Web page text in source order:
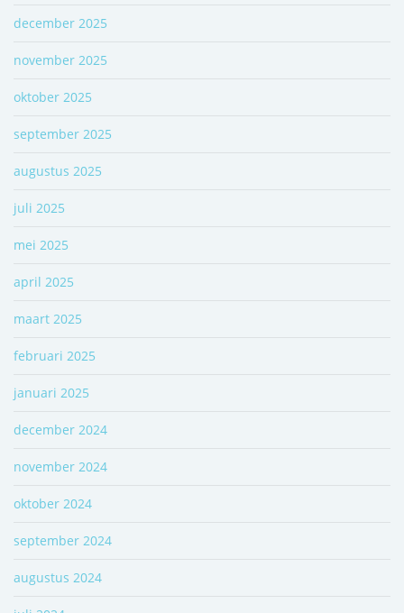
december 2025
november 2025
oktober 2025
september 2025
augustus 2025
juli 2025
mei 2025
april 2025
maart 2025
februari 2025
januari 2025
december 2024
november 2024
oktober 2024
september 2024
augustus 2024